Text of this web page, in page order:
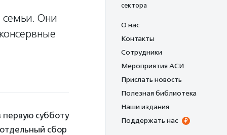
семьи. Они
субботу
сбор
сектора
О нас
Контакты
Сотрудники
Мероприятия АСИ
Прислать новость
Полезная библиотека
Наши издания
Поддержать нас